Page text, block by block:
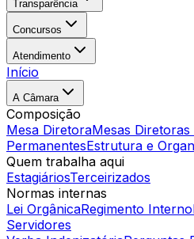
Transparência
Concursos
Atendimento
Início
A Câmara
Composição
Mesa DiretoraMesas
PermanentesEstrutura e
Quem trabalha aqui
EstagiáriosTerceirizados
Normas internas
Lei OrgânicaRegimento Interno
Servidores